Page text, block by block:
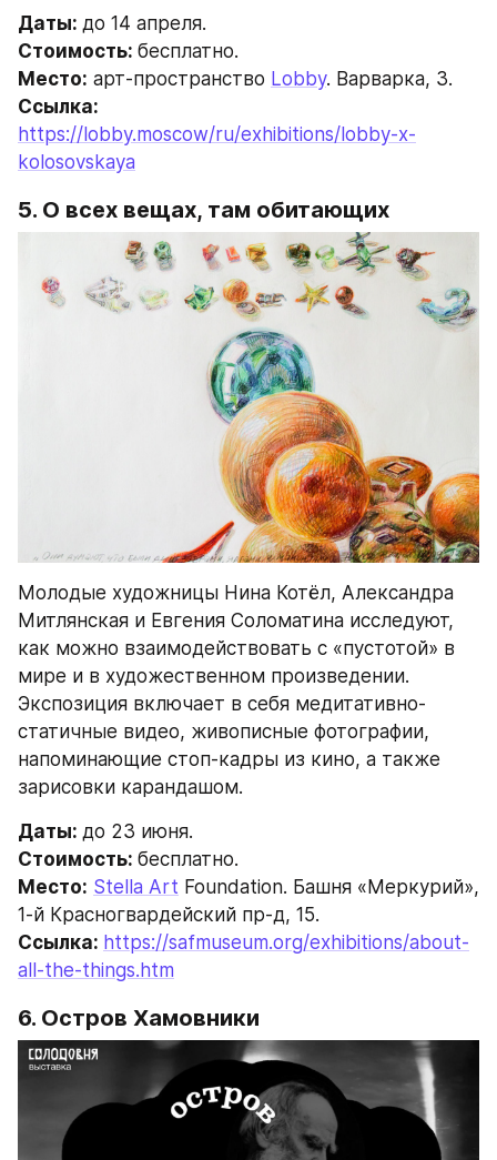
Даты: до 14 апреля.
Стоимость: бесплатно.
Место: арт-пространство Lobby. Варварка, 3.
https://lobby.moscow/ru/exhibitions/lobby-x-
kolosovskaya
5. О всех вещах, там обитающих
Молодые художницы Нина Котёл, Александра
Митлянская и Евгения Соломатина исследуют,
как можно взаимодействовать с «пустотой» в
мире и в художественном произведении.
Экспозиция включает в себя медитативно-
статичные видео, живописные фотографии,
напоминающие стоп-кадры из кино, а также
зарисовки карандашом.
Даты: до 23 июня.
Стоимость: бесплатно.
Место: Stella Art Foundation. Башня «Меркурий»,
1-й Красногвардейский пр-д, 15.
Ссылка: https://safmuseum.org/exhibitions/about-
all-the-things.htm
6. Остров Хамовники